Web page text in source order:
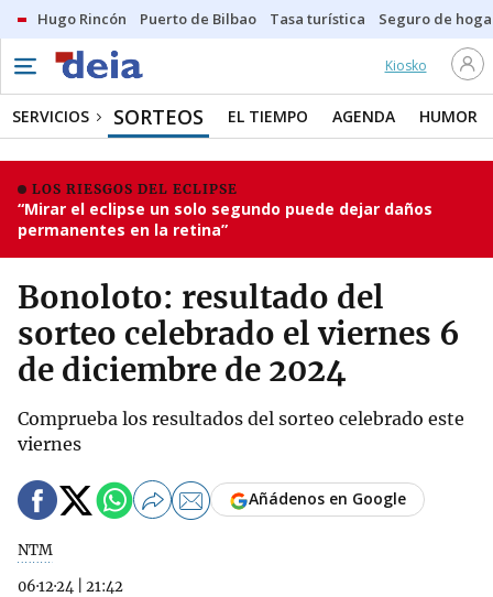
Hugo Rincón Puerto de Bilbao Tasa turística Seguro de
Kiosko
SERVICIOS SORTEOS EL TIEMPO AGENDA HUMOR
LOS RIESGOS DEL ECLIPSE
“Mirar el eclipse un solo segundo puede dejar daños
permanentes en la retina”
Bonoloto: resultado del
sorteo celebrado el viernes 6
de diciembre de 2024
Comprueba los resultados del sorteo celebrado este
viernes
NTM
06·12·24
21:42
Añádenos en Google